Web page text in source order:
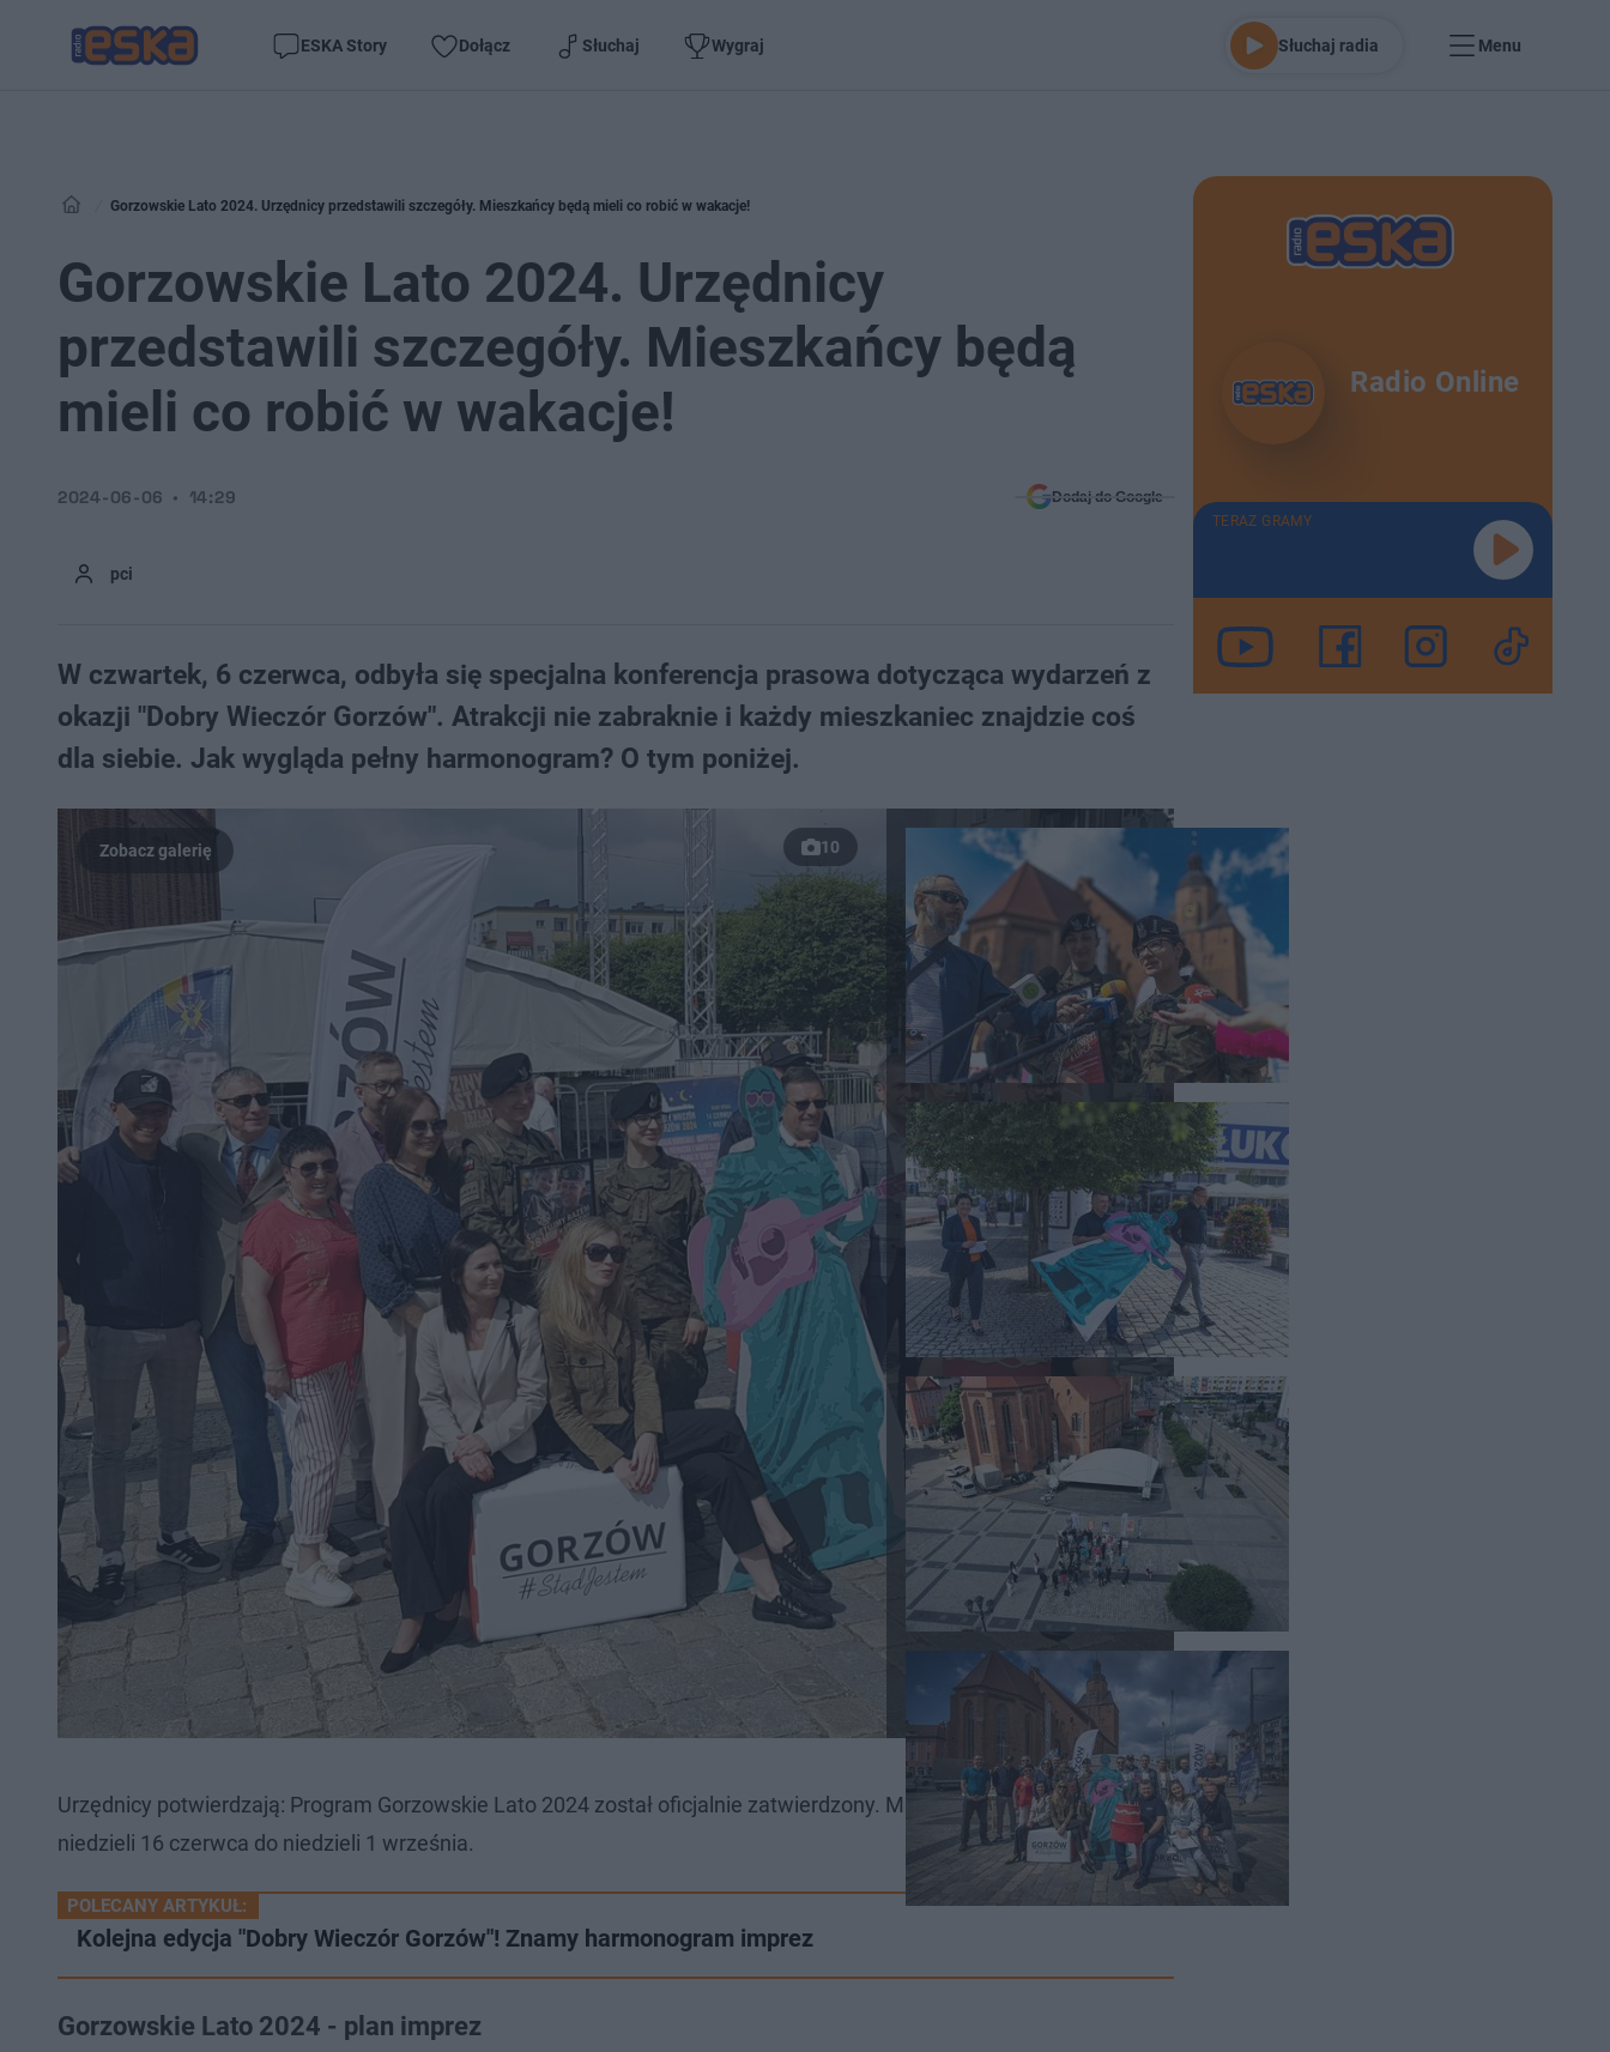
ESKA Story Dołącz Słuchaj Wygraj Słuchaj radia Menu
Gorzowskie Lato 2024. Urzędnicy przedstawili szczegóły. Mieszkańcy będą mieli co robić w wakacje!
Gorzowskie Lato 2024. Urzędnicy
przedstawili szczegóły. Mieszkańcy będą
mieli co robić w wakacje!
pci
2024-06-06 14:29 Dodaj do Google
W czwartek, 6 czerwca, odbyła się specjalna konferencja prasowa dotycząca wydarzeń z
okazji "Dobry Wieczór Gorzów". Atrakcji nie zabraknie i każdy mieszkaniec znajdzie coś
dla siebie. Jak wygląda pełny harmonogram? O tym poniżej.
10
Urzędnicy potwierdzają: Program Gorzowskie Lato 2024 został oficjalnie zatwierdzony. Mieszkańcy będą się bawić od
niedzieli 16 czerwca do niedzieli 1 września.
POLECANY ARTYKUŁ:
Kolejna edycja "Dobry Wieczór Gorzów"! Znamy harmonogram imprez
Gorzowskie Lato 2024 - plan imprez
Radio Online
TERAZ GRAMY